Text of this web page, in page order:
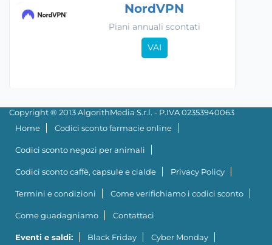
NordVPN
Piani annuali scontati
VAI
Copyright ® 2013 AlgorithMedia S.r.l. - P.IVA 02353940063
Home
Codici sconto farmacie online
Codici sconto negozi per animali
Codici sconto caffè, capsule e cialde Privacy Policy
Termini e condizioni Come verifichiamo i codici sconto
Come guadagniamo Contattaci
Eventi e saldi: Black Friday Cyber Monday